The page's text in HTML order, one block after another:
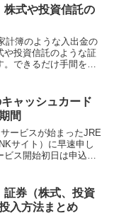
投資信託で毎月一定額
...
株式や投資信託の
計簿のような入出金の
や投資信託のような証
できるだけ手間を減
口座には、一般口座、
ャッシュカード
間
ービスが始まったJRE
サイト）に早速申し
ス開始初日は申込み
込みました。申込みか
証券（株式、投資
入方法まとめ